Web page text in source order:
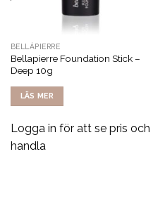
BELLÁPIERRE
Bellapierre Foundation Stick –
Deep 10g
LÄS MER
Logga in för att se pris och
handla